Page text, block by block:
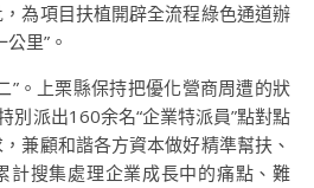
為項目扶植開辟全流程綠色通道辦
里”。
”。上栗縣保持把優化營商周遭的狀
別派出160余名“企業特派員”點對點
兼顧和諧各方資本做好精準幫扶、
計搜集處理企業成長中的痛點、難